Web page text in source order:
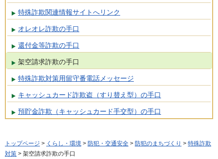
特殊詐欺関連情報サイトへリンク
オレオレ詐欺の手口
還付金等詐欺の手口
架空請求詐欺の手口
特殊詐欺対策用留守番電話メッセージ
キャッシュカード詐欺盗（すり替え型）の手口
預貯金詐欺（キャッシュカード手交型）の手口
トップページ > くらし・環境 > 防犯・交通安全 > 防犯のまちづくり > 特殊詐欺
対策 > 架空請求詐欺の手口